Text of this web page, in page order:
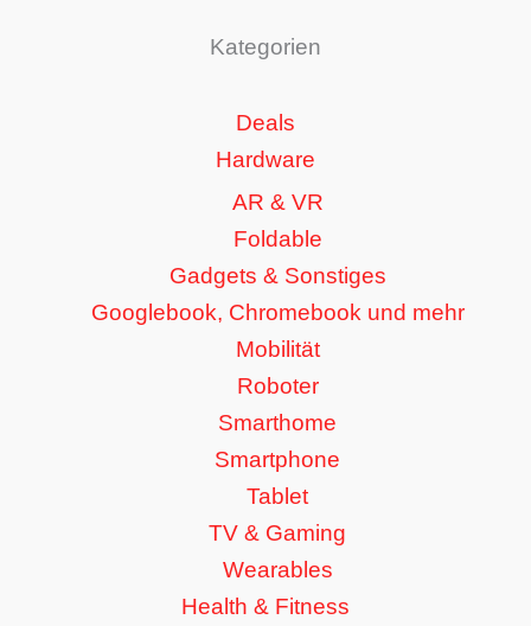
Kategorien
Deals
Hardware
AR & VR
Foldable
Gadgets & Sonstiges
Googlebook, Chromebook und mehr
Mobilität
Roboter
Smarthome
Smartphone
Tablet
TV & Gaming
Wearables
Health & Fitness